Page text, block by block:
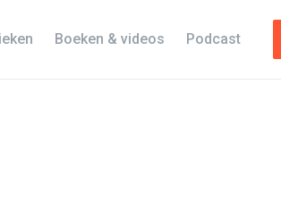
Boeken & videos Podcast